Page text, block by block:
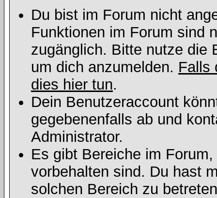
Du bist im Forum nicht
Funktionen im Forum sind
zugänglich. Bitte nutze die
um dich anzumelden. Falls
dies hier tun.
Dein Benutzeraccount
gegebenenfalls ab und
Administrator.
Es gibt Bereiche im
vorbehalten sind. Du hast
solchen Bereich zu